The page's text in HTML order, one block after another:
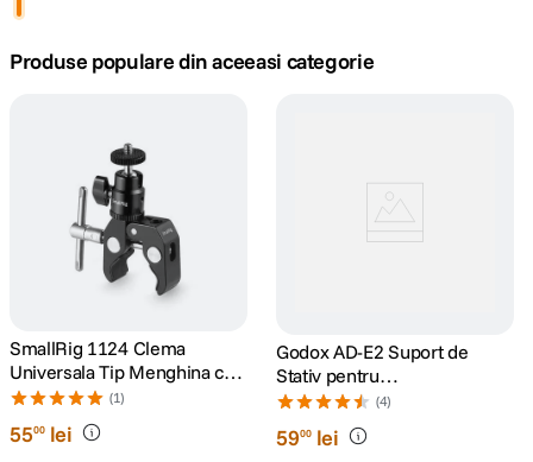
4. peak design
lavaliera
card memorie
dji mic mini
9. dji osmo
10 . insta 360
Produse populare din aceeasi categorie
SmallRig 1124 Clema
Universala Tip Menghina cu
Cap Bila
(1)
5500 lei
Godox AD-E2 Suport de
Stativ pentru
AD200/AD300Pro
(4)
5900 lei